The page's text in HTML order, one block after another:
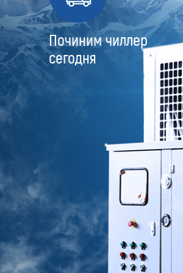
Починим чиллер
сегодня